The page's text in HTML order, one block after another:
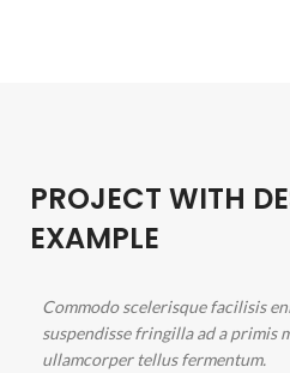
PROJECT WITH
EXAMPLE
Commodo scelerisque facilisis
suspendisse fringilla ad a primis
ullamcorper tellus fermentum.